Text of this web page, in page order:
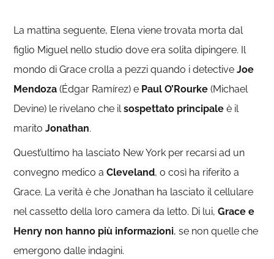
La mattina seguente, Elena viene trovata morta dal
figlio Miguel nello studio dove era solita dipingere. Il
mondo di Grace crolla a pezzi quando i detectiveJoe
Mendoza (Édgar Ramírez) e Paul O’Rourke (Michael
Devine) le rivelano che ilsospettato principale è il
maritoJonathan.
Quest’ultimo ha lasciato New York per recarsi ad un
convegno medico aCleveland, o così ha riferito a
Grace. La verità è che Jonathan ha lasciato il cellulare
nel cassetto della loro camera da letto. Di lui, Grace e
Henry non hanno più informazioni, se non quelle che
emergono dalle indagini.